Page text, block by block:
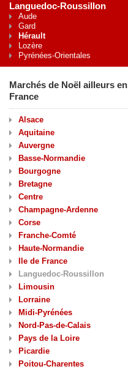
Languedoc-Roussillon
Aude
Gard
Hérault
Lozère
Pyrénées-Orientales
Marchés de Noël ailleurs en
France
Alsace
Aquitaine
Auvergne
Basse-Normandie
Bourgogne
Bretagne
Centre
Champagne-Ardenne
Corse
Franche-Comté
Haute-Normandie
Ile de France
Languedoc-Roussillon
Limousin
Lorraine
Midi-Pyrénées
Nord-Pas-de-Calais
Pays de la Loire
Picardie
Poitou-Charentes